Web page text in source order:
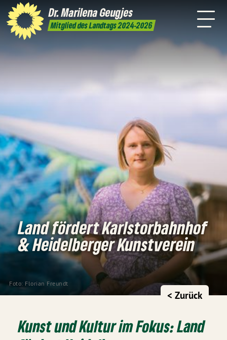
Dr. MarilenaGeugjes
Mitglied des Landtags 2024-2026
Presse
mich
Foto: Florian Freundt
Land fördert Karlstorbahnhof
& Heidelberger Kunstverein
< Zurück
Kunst und Kultur im Fokus: Land